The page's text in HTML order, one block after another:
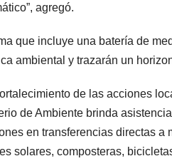
agregó.
que incluye una batería de
ambiental y trazarán un
de las acciones
de Ambiente brinda
en transferencias directas a
solares, composteras,